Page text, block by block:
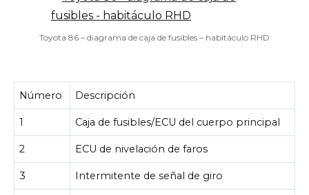
Toyota 86 – diagrama de caja de fusibles – habitáculo RHD
Número Descripción
1 Caja de fusibles/ECU del cuerpo principal
2 ECU de nivelación de faros
3 Intermitente de señal de giro